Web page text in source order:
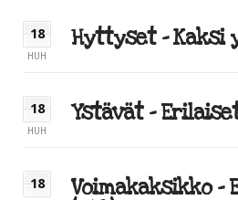
18
HUH
Hyttyset – Kaksi
18
HUH
Ystävät –
18
Voimakaksikko –